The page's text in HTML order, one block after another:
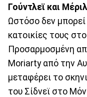
Γούντλεϊ και
Ωστόσο δεν μπορεί
κατοικίες τους
Προσαρμοσμένη
Moriarty από την
μεταφέρει το
του Σίδνεϊ στο